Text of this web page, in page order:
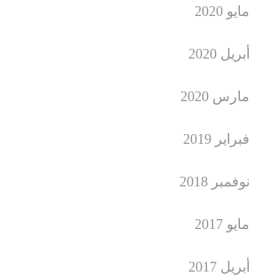
مايو 2020
أبريل 2020
مارس 2020
فبراير 2019
نوفمبر 2018
مايو 2017
أبريل 2017